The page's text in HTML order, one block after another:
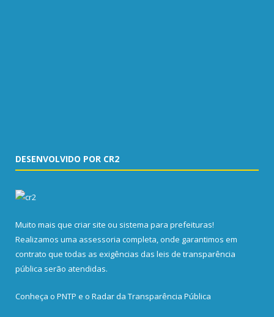
DESENVOLVIDO POR CR2
Muito mais que criar site ou sistema para prefeituras!
Realizamos uma assessoria completa, onde garantimos em
contrato que todas as exigências das leis de transparência
pública serão atendidas.
Conheça o PNTP e o Radar da Transparência Pública